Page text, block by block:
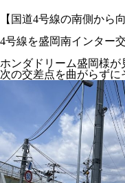
【国道4号線の南側から
4号線を盛岡南インター
ホンダドリーム盛岡様が
次の交差点を曲がらずに